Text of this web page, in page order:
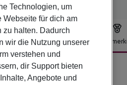
Technologien, um
Webseite für dich am
zu halten. Dadurch
wir die Nutzung unserer
verstehen und
dir Support bieten
Angebote und